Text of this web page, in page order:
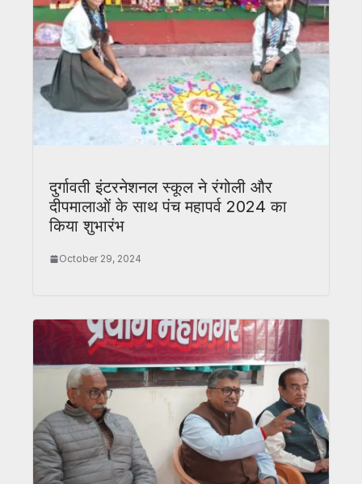
दुर्गावती इंटरनेशनल स्कूल ने रंगोली और
दीपमालाओं के साथ पंच महापर्व 2024 का
किया शुभारंभ
October 29, 2024